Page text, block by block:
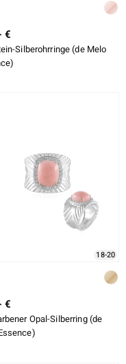
€
Silberohrringe (de Melo
18-20
€
Opal-Silberring (de